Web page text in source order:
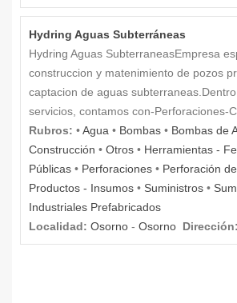
Hydring Aguas Subterráneas
Hydring Aguas SubterraneasEmpresa
construccion y matenimiento de pozos
captacion de aguas
servicios, contamos con-Perforaciones-
Rubros: •Agua • Bombas • Bombas de
Construcción • Otros • Herramientas -
Públicas • Perforaciones • Perforación
Productos - Insumos • Suministros •
Industriales Prefabricados
Localidad: Osorno - Osorno Dirección: